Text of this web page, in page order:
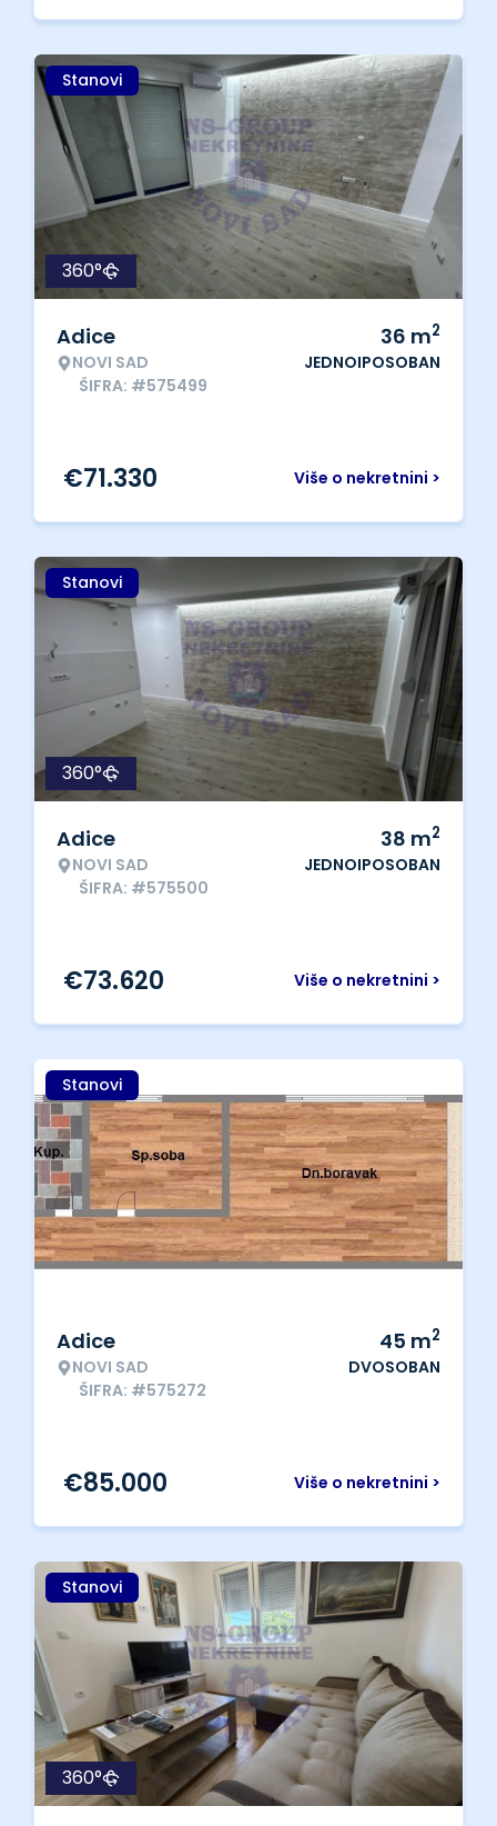
Stanovi
360°
Adice
NOVI SAD
ŠIFRA: #575499
36 m2
JEDNOIPOSOBAN
Više o nekretnini >
€71.330
Stanovi
360°
Adice
NOVI SAD
ŠIFRA: #575500
38 m2
JEDNOIPOSOBAN
Više o nekretnini >
€73.620
Stanovi
Adice
NOVI SAD
ŠIFRA: #575272
45 m2
DVOSOBAN
Više o nekretnini >
€85.000
Stanovi
360°